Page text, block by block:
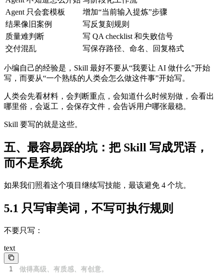
Agent 只会套模板
增加“当前输入提炼”步骤
结果像旧案例
写反复刻规则
质量难判断
写 QA checklist 和失败信号
交付混乱
写保存路径、命名、回复格式
小编自己的经验是，Skill 最好不要从“我要让 AI 做什么”开始
写，而要从“一个熟练的人类会怎么做这件事”开始写。
人类会先看材料，会判断重点，会知道什么时候别做，会看出
哪里俗，会返工，会保存文件，会告诉用户哪张最稳。
Skill 要写的就是这些。
五、最容易踩的坑：把 Skill 写成咒语，
而不是系统
如果我们照着这个项目继续写技能，最该避免 4 个坑。
5.1 只写审美词，不写可执行规则
不要只写：
text
1 做得高级、有质感、有创意。